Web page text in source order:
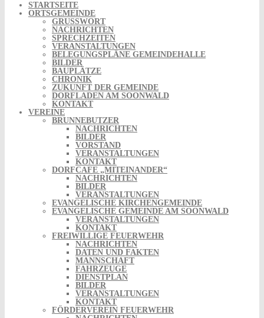
STARTSEITE
ORTSGEMEINDE
GRUSSWORT
NACHRICHTEN
SPRECHZEITEN
VERANSTALTUNGEN
BELEGUNGSPLÄNE GEMEINDEHALLE
BILDER
BAUPLÄTZE
CHRONIK
ZUKUNFT DER GEMEINDE
DORFLADEN AM SOONWALD
KONTAKT
VEREINE
BRUNNEBUTZER
NACHRICHTEN
BILDER
VORSTAND
VERANSTALTUNGEN
KONTAKT
DORFCAFE „MITEINANDER“
NACHRICHTEN
BILDER
VERANSTALTUNGEN
EVANGELISCHE KIRCHENGEMEINDE
EVANGELISCHE GEMEINDE AM SOONWALD
VERANSTALTUNGEN
KONTAKT
FREIWILLIGE FEUERWEHR
NACHRICHTEN
DATEN UND FAKTEN
MANNSCHAFT
FAHRZEUGE
DIENSTPLAN
BILDER
VERANSTALTUNGEN
KONTAKT
FÖRDERVEREIN FEUERWEHR